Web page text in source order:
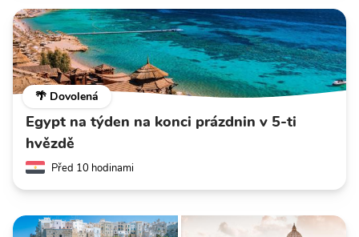
🌴 Dovolená
Egypt na týden na konci prázdnin v 5-ti
hvězdě
Před 10 hodinami